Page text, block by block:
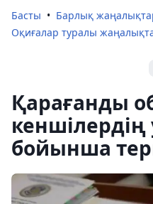
Басты
Барлық
Оқиғалар туралы
Қарағанды
кеншілердің
бойынша